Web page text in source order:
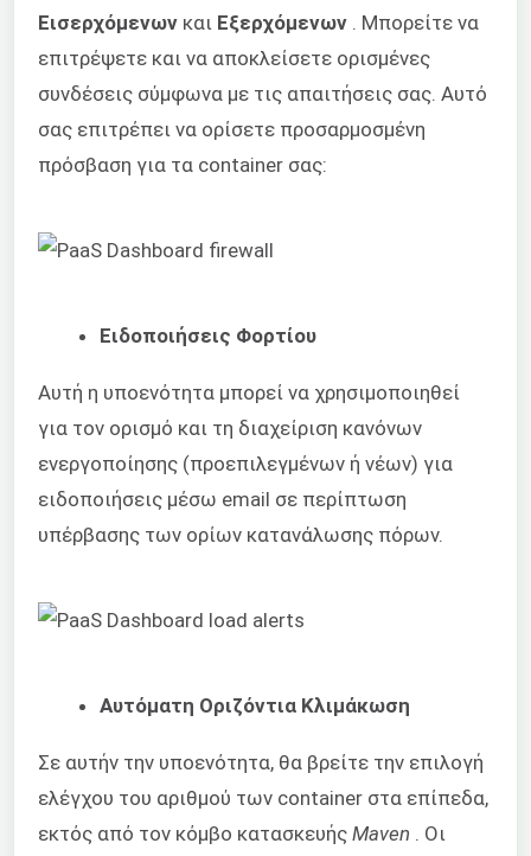
Εισερχόμενων και Εξερχόμενων
. Μπορείτε να
επιτρέψετε και να αποκλείσετε ορισμένες
συνδέσεις σύμφωνα με τις απαιτήσεις σας. Αυτό
σας επιτρέπει να ορίσετε προσαρμοσμένη
πρόσβαση για τα container σας:
Ειδοποιήσεις Φορτίου
Αυτή η υποενότητα μπορεί να χρησιμοποιηθεί
για τον ορισμό και τη διαχείριση κανόνων
ενεργοποίησης (προεπιλεγμένων ή νέων) για
ειδοποιήσεις μέσω email σε περίπτωση
υπέρβασης των ορίων κατανάλωσης πόρων.
Αυτόματη Οριζόντια Κλιμάκωση
Σε αυτήν την υποενότητα, θα βρείτε την επιλογή
ελέγχου του αριθμού των container στα επίπεδα,
εκτός από τον κόμβο κατασκευής Maven . Οι